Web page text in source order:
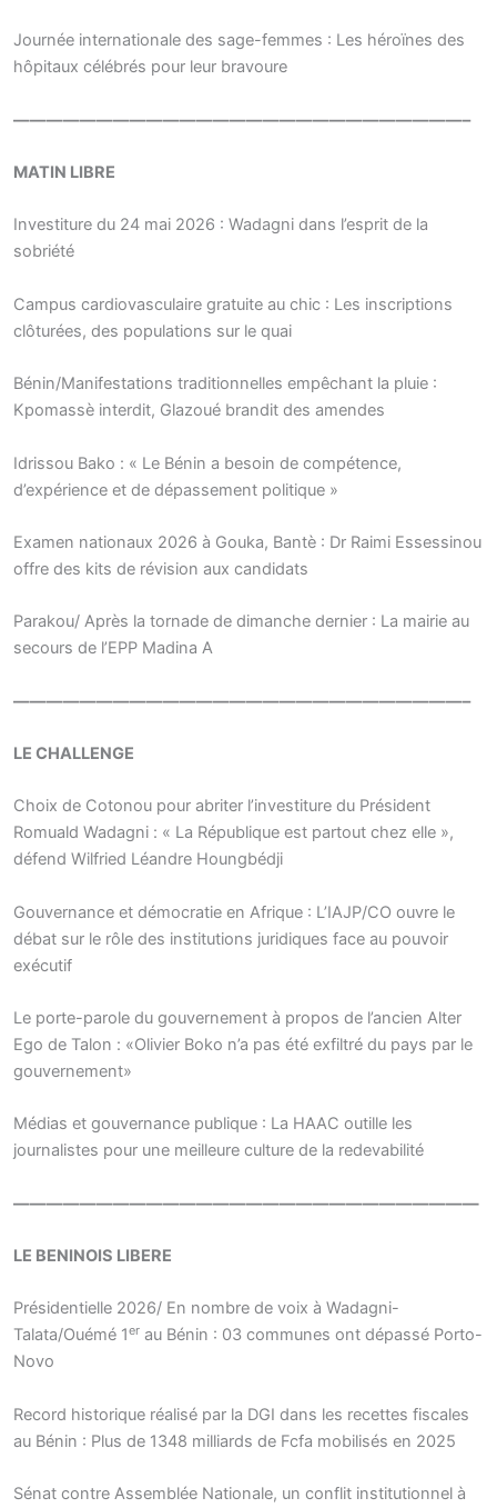
Journée internationale des sage-femmes : Les héroïnes des
hôpitaux célébrés pour leur bravoure
———————————————————————————–
MATIN LIBRE
Investiture du 24 mai 2026 : Wadagni dans l’esprit de la
sobriété
Campus cardiovasculaire gratuite au chic : Les inscriptions
clôturées, des populations sur le quai
Bénin/Manifestations traditionnelles empêchant la pluie :
Kpomassè interdit, Glazoué brandit des amendes
Idrissou Bako : « Le Bénin a besoin de compétence,
d’expérience et de dépassement politique »
Examen nationaux 2026 à Gouka, Bantè : Dr Raimi Essessinou
offre des kits de révision aux candidats
Parakou/ Après la tornade de dimanche dernier : La mairie au
secours de l’EPP Madina A
———————————————————————————–
LE CHALLENGE
Choix de Cotonou pour abriter l’investiture du Président
Romuald Wadagni : « La République est partout chez elle »,
défend Wilfried Léandre Houngbédji
Gouvernance et démocratie en Afrique : L’IAJP/CO ouvre le
débat sur le rôle des institutions juridiques face au pouvoir
exécutif
Le porte-parole du gouvernement à propos de l’ancien Alter
Ego de Talon : «Olivier Boko n’a pas été exfiltré du pays par le
gouvernement»
Médias et gouvernance publique : La HAAC outille les
journalistes pour une meilleure culture de la redevabilité
————————————————————————————
LE BENINOIS LIBERE
Présidentielle 2026/ En nombre de voix à Wadagni-
Talata/Ouémé 1er au Bénin : 03 communes ont dépassé Porto-
Novo
Record historique réalisé par la DGI dans les recettes fiscales
au Bénin : Plus de 1348 milliards de Fcfa mobilisés en 2025
Sénat contre Assemblée Nationale, un conflit institutionnel à